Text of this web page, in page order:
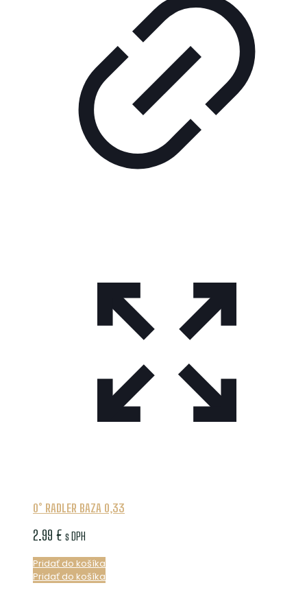
0° RADLER BAZA 0,33
2.99 € s DPH
Pridať do košíka
Pridať do košíka